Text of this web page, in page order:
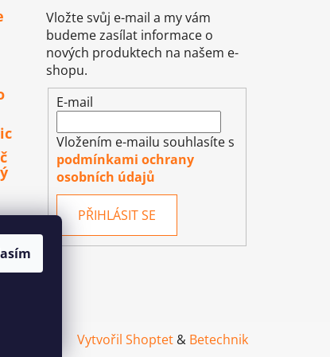
Vložte svůj e-mail a my vám
budeme zasílat informace o
nových produktech na našem e-
shopu.
E-mail
Vložením e-mailu souhlasíte s
podmínkami ochrany
osobních údajů
PŘIHLÁSIT SE
Vytvořil Shoptet & Betechnik